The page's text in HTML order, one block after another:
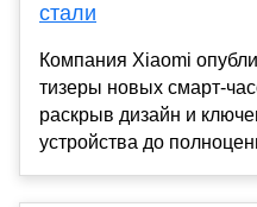
стали
Компания Xiaomi
тизеры новых смарт-
раскрыв дизайн и
устройства до